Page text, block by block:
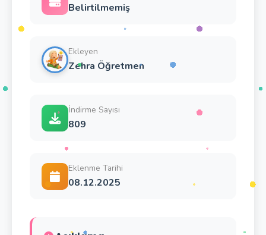
Belirtilmemiş
Ekleyen
Zehra Öğretmen
İndirme Sayısı
809
Eklenme Tarihi
08.12.2025